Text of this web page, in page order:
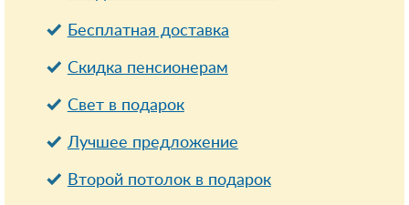
Бесплатная доставка
Cкидка пенсионерам
Свет в подарок
Лучшее предложение
Второй потолок в подарок